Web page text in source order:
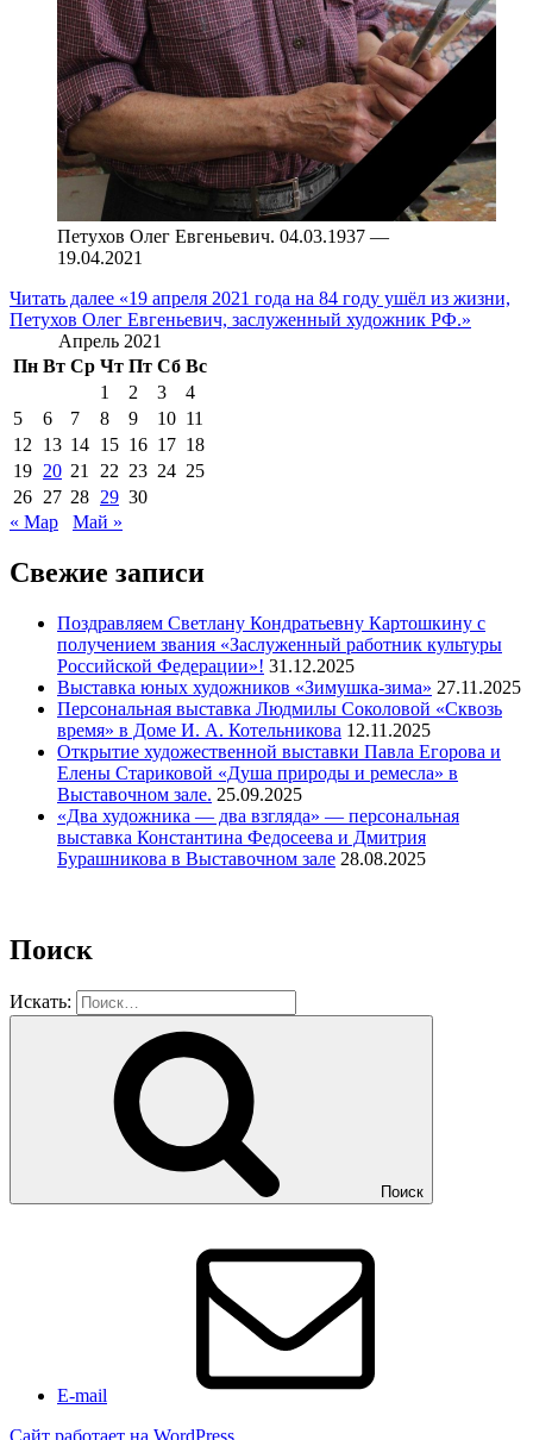
Петухов Олег Евгеньевич. 04.03.1937 —
19.04.2021
Читать далее «19 апреля 2021 года на 84 году ушёл из жизни,
Петухов Олег Евгеньевич, заслуженный художник РФ.»
Апрель 2021
Пн Вт Ср Чт Пт Сб Вс
1
2 3
4
5
6 7 8 9 10 11
12
13 14 15 16 17 18
19 20 21 22 23 24 25
26 27 28 29 30
« Мар
Май »
Свежие записи
Поздравляем Светлану Кондратьевну Картошкину с
получением звания «Заслуженный работник культуры
Российской Федерации»! 31.12.2025
Выставка юных художников «Зимушка-зима» 27.11.2025
Персональная выставка Людмилы Соколовой «Сквозь
время» в Доме И. А. Котельникова 12.11.2025
Открытие художественной выставки Павла Егорова и
Елены Стариковой «Душа природы и ремесла» в
Выставочном зале. 25.09.2025
«Два художника — два взгляда» — персональная
выставка Константина Федосеева и Дмитрия
Бурашникова в Выставочном зале 28.08.2025
Поиск
Искать:
Поиск
E-mail
Сайт работает на WordPress